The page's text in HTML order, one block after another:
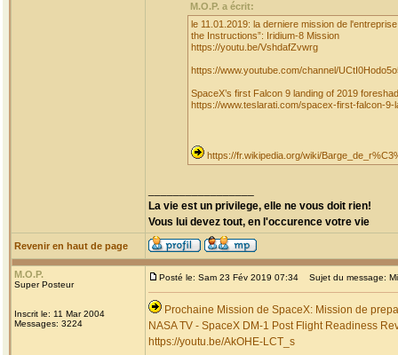
M.O.P. a écrit:
le 11.01.2019: la derniere mission de
the Instructions”: Iridium-8 Mission
https://youtu.be/VshdafZvwrg
https://www.youtube.com/channel/
SpaceX’s first Falcon 9 landing of 2019
https://www.teslarati.com/spacex-first-falcon-
https://fr.wikipedia.org/wiki/
La vie est un privilege, elle ne vous doit rien!
Vous lui devez tout, en l'occurence votre vie
Revenir en haut de page
M.O.P.
Super Posteur
Inscrit le: 11 Mar 2004
Messages: 3224
Posté le: Sam 23 Fév 2019 07:34 Sujet du message:
Prochaine Mission de SpaceX: Mission de
NASA TV - SpaceX DM-1 Post Flight Readiness
https://youtu.be/AkOHE-LCT_s